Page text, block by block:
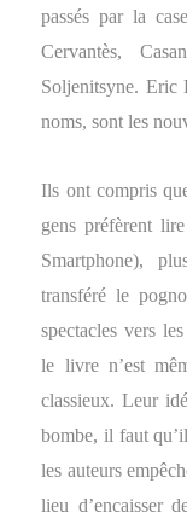
passés par la
Cervantès,
Soljenitsyne. Eric
noms, sont les
Ils ont compris
gens préfèrent
Smartphone),
transféré le
spectacles vers
le livre n’est
classieux. Leur
bombe, il faut
les auteurs
lieu d’encaisser